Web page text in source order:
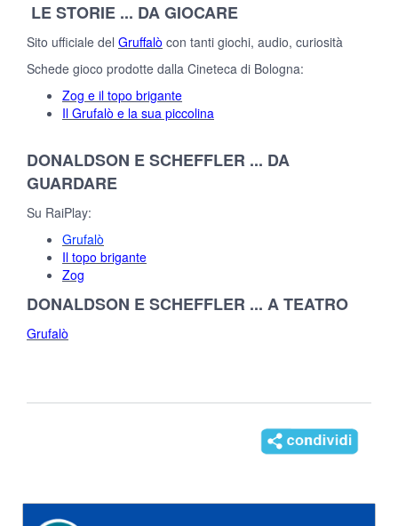
LE STORIE ... DA GIOCARE
Sito ufficiale del Gruffalò con tanti giochi, audio, curiosità
Schede gioco prodotte dalla Cineteca di Bologna:
Zog e il topo brigante
Il Grufalò e la sua piccolina
DONALDSON E SCHEFFLER ... DA
GUARDARE
Su RaiPlay:
Grufalò
Il topo brigante
Zog
DONALDSON E SCHEFFLER ... A TEATRO
Grufalò